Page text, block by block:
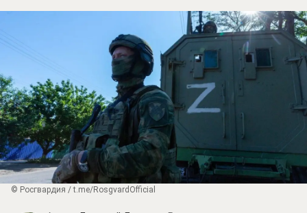
© Росгвардия / t.me/RosgvardOfficial